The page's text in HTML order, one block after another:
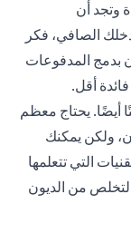
وتجد أن
الصافي، فكر
بدمج المدفوعات
أقل.
أيضًا. يحتاج معظم
ولكن يمكنك
التي تتعلمها
من الديون